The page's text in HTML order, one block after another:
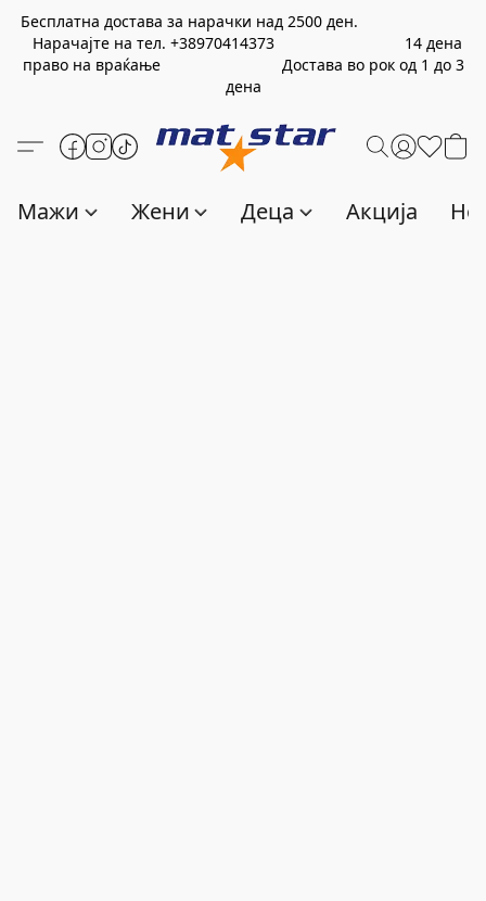
Бесплатна достава за нарачки над 2500 ден.
Нарачајте на тел. +38970414373 14 дена
право на враќање Достава во рок од 1 до 3
дена
Мажи Жени Деца Акција